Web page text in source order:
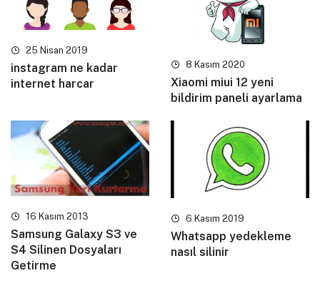
25 Nisan 2019
instagram ne kadar
internet harcar
8 Kasım 2020
Xiaomi miui 12 yeni
bildirim paneli ayarlama
16 Kasım 2013
Samsung Galaxy S3 ve
S4 Silinen Dosyaları
Getirme
6 Kasım 2019
Whatsapp yedekleme
nasıl silinir